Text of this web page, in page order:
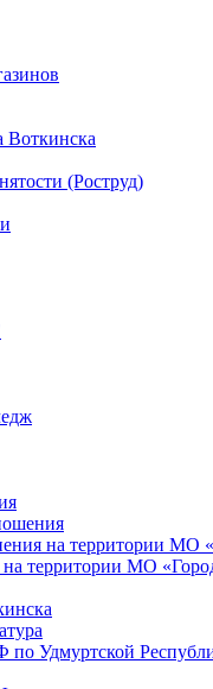
Воткинска
(Роструд)
на территории МО
территории МО
по Удмуртской